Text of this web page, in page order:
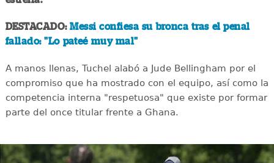
DESTACADO:Messi confiesa su bronca tras el penal
fallado: "Lo pateé muy mal"
A manos llenas, Tuchel alabó a Jude Bellingham por el
compromiso que ha mostrado con el equipo, así como la
competencia interna "respetuosa" que existe por formar
parte del once titular frente a Ghana.